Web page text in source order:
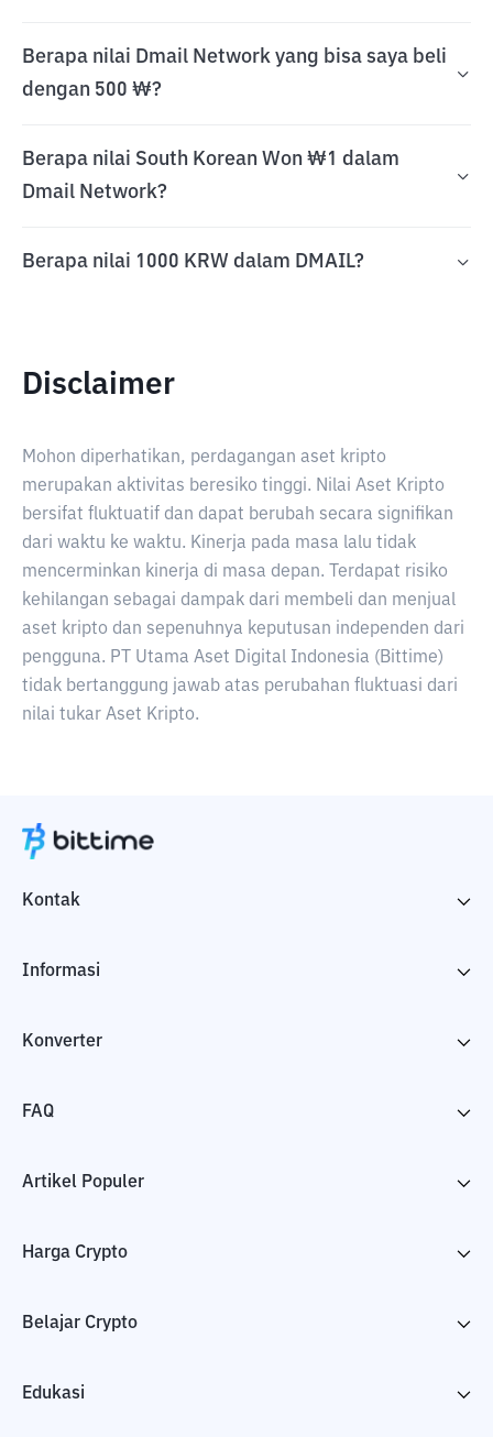
Berapa nilai Dmail Network yang bisa saya beli
dengan 500 ₩?
Berapa nilai South Korean Won ₩1 dalam
Dmail Network?
Berapa nilai 1000 KRW dalam DMAIL?
Disclaimer
Mohon diperhatikan, perdagangan aset kripto
merupakan aktivitas beresiko tinggi. Nilai Aset Kripto
bersifat fluktuatif dan dapat berubah secara signifikan
dari waktu ke waktu. Kinerja pada masa lalu tidak
mencerminkan kinerja di masa depan. Terdapat risiko
kehilangan sebagai dampak dari membeli dan menjual
aset kripto dan sepenuhnya keputusan independen dari
pengguna. PT Utama Aset Digital Indonesia (Bittime)
tidak bertanggung jawab atas perubahan fluktuasi dari
nilai tukar Aset Kripto.
Kontak
Informasi
Konverter
FAQ
Artikel Populer
Harga Crypto
Belajar Crypto
Edukasi